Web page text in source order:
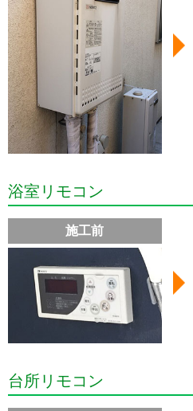
浴室リモコン
施工前
台所リモコン